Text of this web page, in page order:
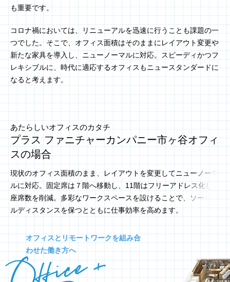
も重要です。
コロナ禍においては、リニューアルを迅速に行うことも課題の一
つでした。そこで、オフィス面積はそのままにレイアウト変更や
新たな家具を導入し、ニューノーマルに対応。スピーディかつフ
レキシブルに、時代に適応するオフィスもニュースタンダードに
なると考えます。
あたらしいオフィスのカタチ
プラス ファニチャーカンパニー市ヶ谷オフィ
スの場合
現状のオフィス面積のまま、レイアウトを変更してニューノーマ
ルに対応。固定席は７階へ移動し、11階はフリーアドレス化して
座席数を削減。多彩なワークスペースを設けることで、ソーシャ
ルディスタンスを保つとともに仕事効率を高めます。
オフィスとリモートワークを組み合
わせた働き方へ